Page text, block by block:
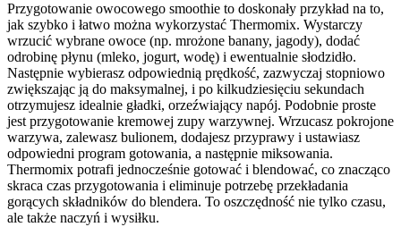
Przygotowanie owocowego smoothie to doskonały przykład na to,
jak szybko i łatwo można wykorzystać Thermomix. Wystarczy
wrzucić wybrane owoce (np. mrożone banany, jagody), dodać
odrobinę płynu (mleko, jogurt, wodę) i ewentualnie słodzidło.
Następnie wybierasz odpowiednią prędkość, zazwyczaj stopniowo
zwiększając ją do maksymalnej, i po kilkudziesięciu sekundach
otrzymujesz idealnie gładki, orzeźwiający napój. Podobnie proste
jest przygotowanie kremowej zupy warzywnej. Wrzucasz pokrojone
warzywa, zalewasz bulionem, dodajesz przyprawy i ustawiasz
odpowiedni program gotowania, a następnie miksowania.
Thermomix potrafi jednocześnie gotować i blendować, co znacząco
skraca czas przygotowania i eliminuje potrzebę przekładania
gorących składników do blendera. To oszczędność nie tylko czasu,
ale także naczyń i wysiłku.